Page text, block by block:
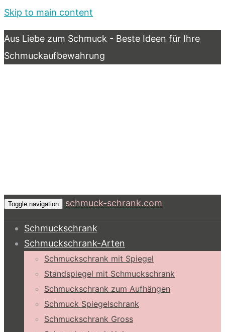
Skip to main content
Aus Liebe zum Schmuck - Beste Ideen für Ihre
Schmuckaufbewahrung
Toggle navigation schmuck-schrank.com
Schmuckschrank
Schmuckschrank-Arten
Schmuckschrank mit Spiegel
Standspiegel mit Schmuckschrank
Schmuckschrank zum Aufhängen
Schmuck Spiegelschrank
Schmuckschrank Gross